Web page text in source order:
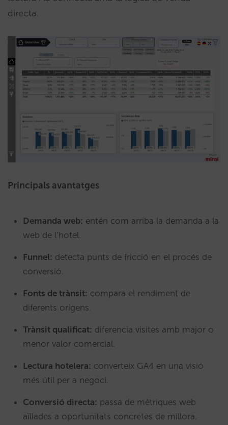
directa.
Principals avantatges
Demanda web: entén com arriba la demanda a la
web de l’hotel.
Funnel: detecta punts de fricció en el procés de
conversió.
Fonts de trànsit: compara el rendiment de
diferents orígens.
Trànsit qualificat: diferencia visites amb major o
menor valor comercial.
Lectura hotelera: converteix GA4 en una visió
més útil per a negoci.
Conversió directa: passa de mètriques web
aïllades a oportunitats concretes de millora.